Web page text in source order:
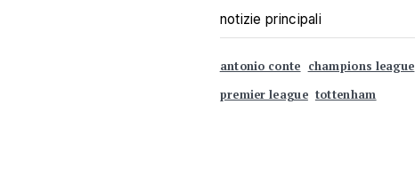
notizie principali
antonio conte champions league
premier league tottenham